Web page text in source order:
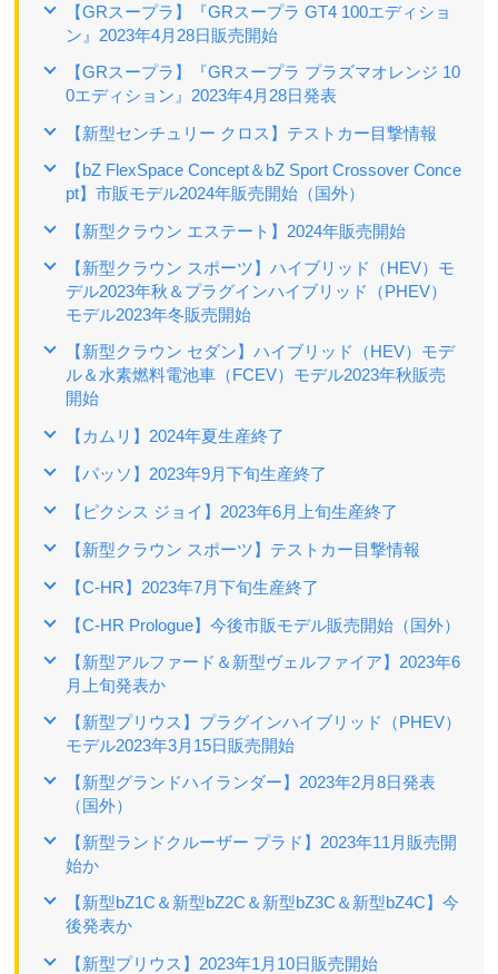
【GRスープラ】『GRスープラ GT4 100エディショ
ン』2023年4月28日販売開始
【GRスープラ】『GRスープラ プラズマオレンジ 10
0エディション』2023年4月28日発表
【新型センチュリー クロス】テストカー目撃情報
【bZ FlexSpace Concept＆bZ Sport Crossover Conce
pt】市販モデル2024年販売開始（国外）
【新型クラウン エステート】2024年販売開始
【新型クラウン スポーツ】ハイブリッド（HEV）モ
デル2023年秋＆プラグインハイブリッド（PHEV）
モデル2023年冬販売開始
【新型クラウン セダン】ハイブリッド（HEV）モデ
ル＆水素燃料電池車（FCEV）モデル2023年秋販売
開始
【カムリ】2024年夏生産終了
【パッソ】2023年9月下旬生産終了
【ピクシス ジョイ】2023年6月上旬生産終了
【新型クラウン スポーツ】テストカー目撃情報
【C-HR】2023年7月下旬生産終了
【C-HR Prologue】今後市販モデル販売開始（国外）
【新型アルファード＆新型ヴェルファイア】2023年6
月上旬発表か
【新型プリウス】プラグインハイブリッド（PHEV）
モデル2023年3月15日販売開始
【新型グランドハイランダー】2023年2月8日発表
（国外）
【新型ランドクルーザー プラド】2023年11月販売開
始か
【新型bZ1C＆新型bZ2C＆新型bZ3C＆新型bZ4C】今
後発表か
【新型プリウス】2023年1月10日販売開始